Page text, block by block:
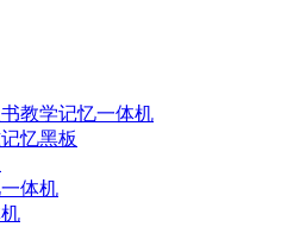
教学记忆一体机
忆黑板
体机